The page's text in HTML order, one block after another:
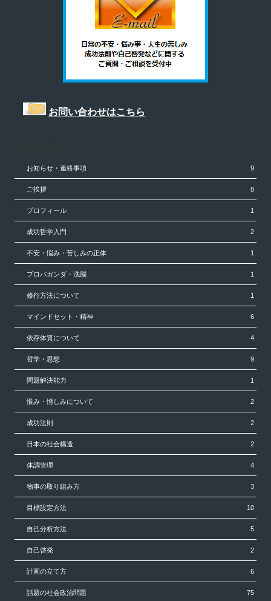
お問い合わせはこちら
お知らせ・連絡事項 9
ご挨拶 8
プロフィール 1
成功哲学入門 2
不安・悩み・苦しみの正体 1
プロパガンダ・洗脳 1
修行方法について 1
マインドセット・精神 6
依存体質について 4
哲学・思想 9
問題解決能力 1
恨み・憎しみについて 2
成功法則 2
日本の社会構造 2
体調管理 4
物事の取り組み方 3
目標設定方法 10
自己分析方法 5
自己啓発 2
計画の立て方 6
話題の社会政治問題 75